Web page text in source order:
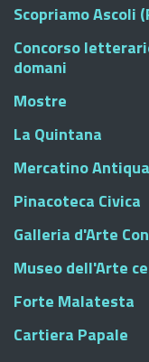
Scopriamo Ascoli
Concorso
domani
Mostre
La Quintana
Mercatino
Pinacoteca Civica
Galleria d'Arte
Museo dell'Arte
Forte Malatesta
Cartiera Papale